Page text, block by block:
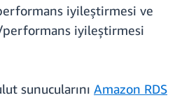
iyileştirmesi ve
iyileştirmesi
sunucularını Amazon RDS